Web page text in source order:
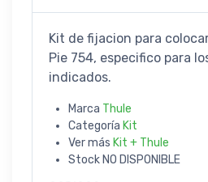
Kit de fijacion para
Pie 754, especifico para
indicados.
Marca Thule
Categoría Kit
Ver más Kit + Thule
Stock NO DISPONIBLE